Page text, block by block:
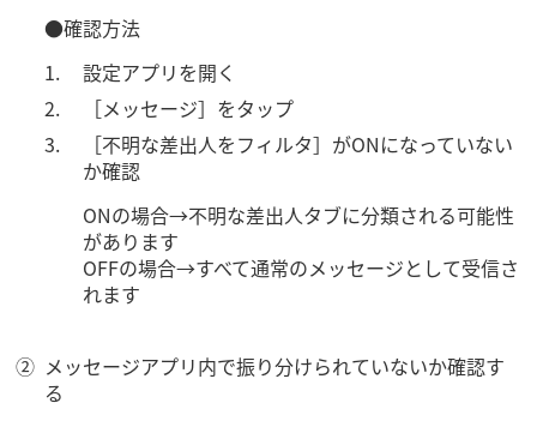
●確認方法
設定アプリを開く
［メッセージ］をタップ
［不明な差出人をフィルタ］がONになっていない
か確認
ONの場合→不明な差出人タブに分類される可能性
があります
OFFの場合→すべて通常のメッセージとして受信さ
れます
メッセージアプリ内で振り分けられていないか確認す
る